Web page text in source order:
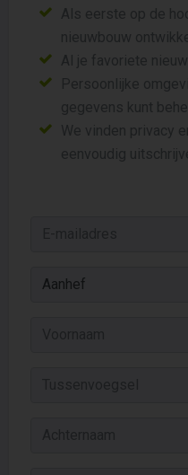
Als eerste op de
nieuwbouw
Al je favoriete
Persoonlijke
gegevens kunt
We vinden privacy
eenvoudig